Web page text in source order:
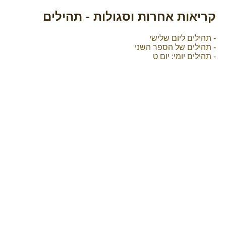
קריאות אחרות וסגולות - תהילים
- תהילים ליום שלישי
- תהילים של הספר השני
- תהילים יומי: יום ט